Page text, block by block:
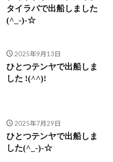
タイラバで出船しました
(^_-)-☆
2025年9月13日
ひとつテンヤで出船しま
した !(^^)!
2025年7月29日
ひとつテンヤで出船しま
した(^_-)-☆